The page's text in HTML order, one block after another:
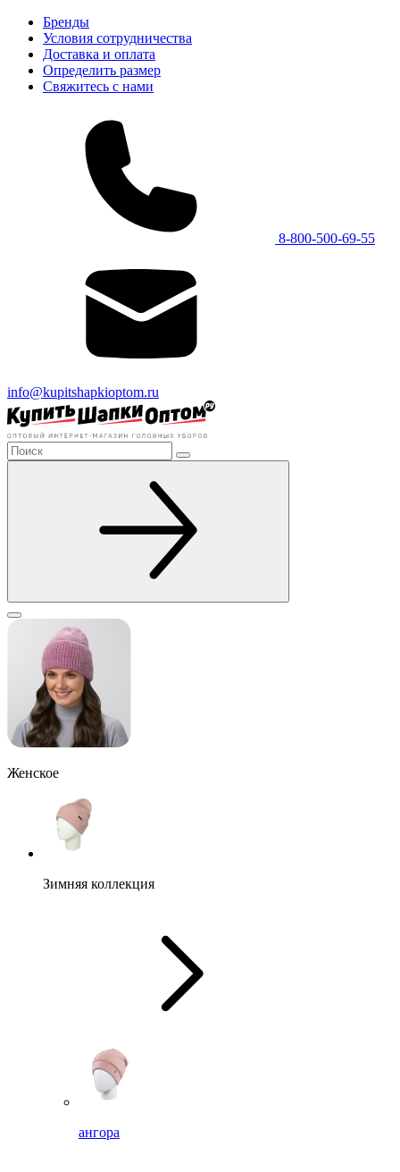
Бренды
Условия сотрудничества
Доставка и оплата
Определить размер
Свяжитесь с нами
8-800-500-69-55
info@kupitshapkioptom.ru
Женское
Зимняя коллекция
ангора